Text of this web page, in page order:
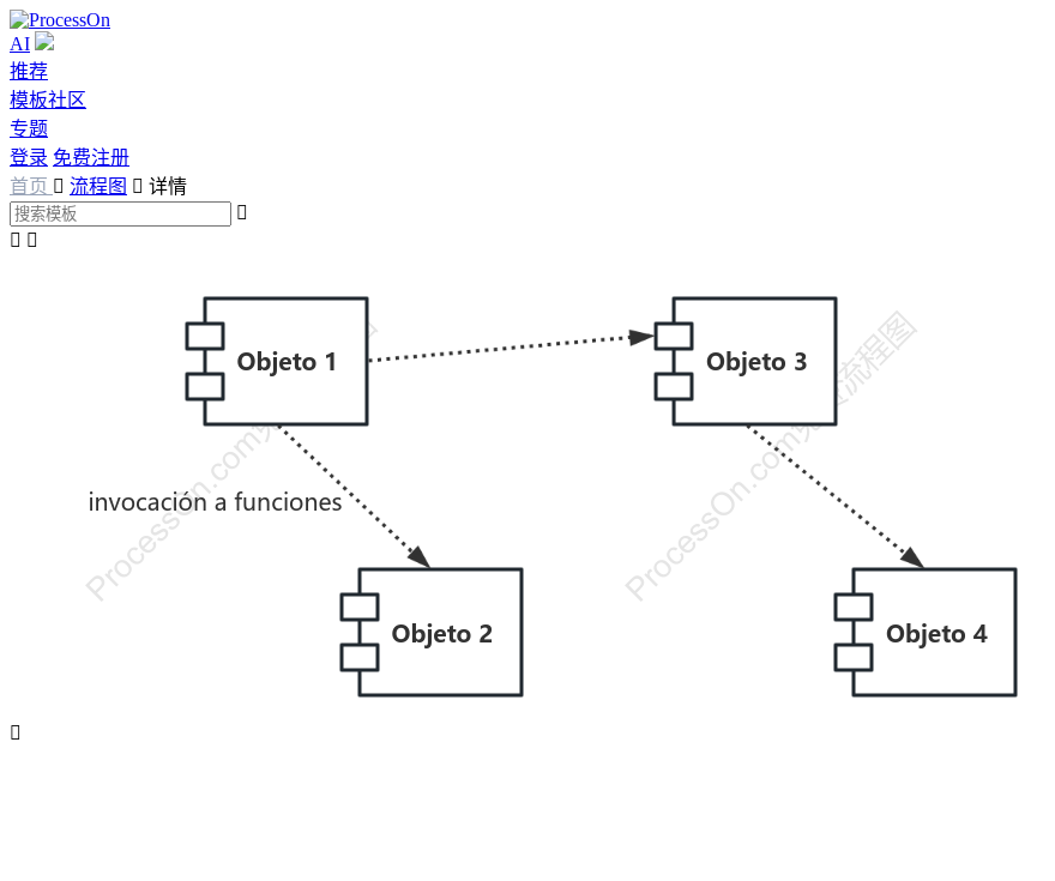
AI
推荐
模板社区
专题
登录 免费注册
首页  流程图  详情

 
